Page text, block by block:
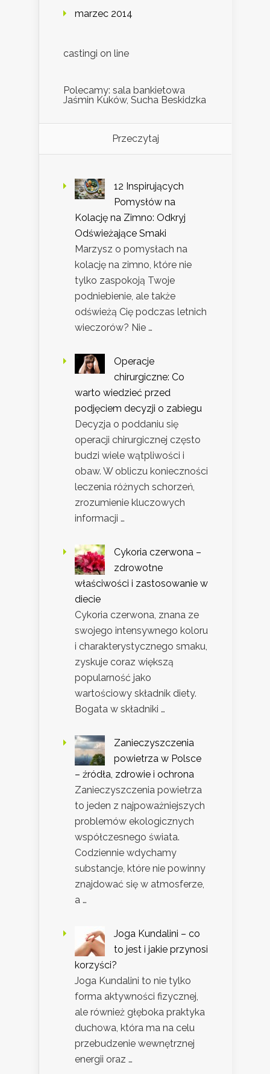
marzec 2014
castingi on line
Polecamy: sala bankietowa
Jaśmin Kuków, Sucha Beskidzka
Przeczytaj
12 Inspirujących
Pomysłów na
Kolację na Zimno: Odkryj
Odświeżające Smaki
Marzysz o pomysłach na
kolację na zimno, które nie
tylko zaspokoją Twoje
podniebienie, ale także
odświeżą Cię podczas letnich
wieczorów? Nie …
Operacje
chirurgiczne: Co
warto wiedzieć przed
podjęciem decyzji o zabiegu
Decyzja o poddaniu się
operacji chirurgicznej często
budzi wiele wątpliwości i
obaw. W obliczu konieczności
leczenia różnych schorzeń,
zrozumienie kluczowych
informacji …
Cykoria czerwona –
zdrowotne
właściwości i zastosowanie w
diecie
Cykoria czerwona, znana ze
swojego intensywnego koloru
i charakterystycznego smaku,
zyskuje coraz większą
popularność jako
wartościowy składnik diety.
Bogata w składniki …
Zanieczyszczenia
powietrza w Polsce
– źródła, zdrowie i ochrona
Zanieczyszczenia powietrza
to jeden z najpoważniejszych
problemów ekologicznych
współczesnego świata.
Codziennie wdychamy
substancje, które nie powinny
znajdować się w atmosferze,
a …
Joga Kundalini – co
to jest i jakie przynosi
korzyści?
Joga Kundalini to nie tylko
forma aktywności fizycznej,
ale również głęboka praktyka
duchowa, która ma na celu
przebudzenie wewnętrznej
energii oraz …